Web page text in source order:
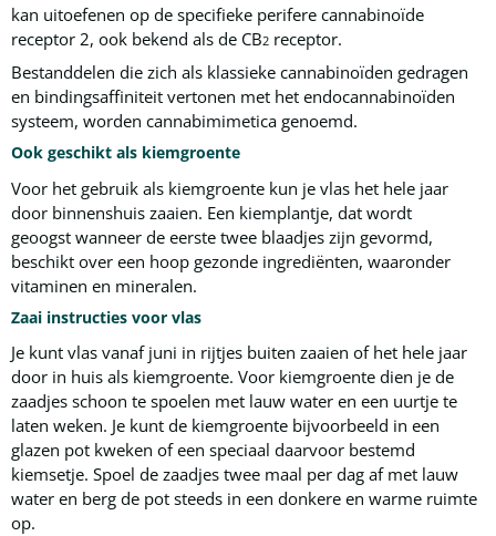
kan uitoefenen op de specifieke perifere cannabinoïde
receptor 2, ook bekend als de CB2 receptor.
Bestanddelen die zich als klassieke cannabinoïden gedragen
en bindingsaffiniteit vertonen met het endocannabinoïden
systeem, worden cannabimimetica genoemd.
Ook geschikt als kiemgroente
Voor het gebruik als kiemgroente kun je vlas het hele jaar
door binnenshuis zaaien. Een kiemplantje, dat wordt
geoogst wanneer de eerste twee blaadjes zijn gevormd,
beschikt over een hoop gezonde ingrediënten, waaronder
vitaminen en mineralen.
Zaai instructies voor vlas
Je kunt vlas vanaf juni in rijtjes buiten zaaien of het hele jaar
door in huis als kiemgroente. Voor kiemgroente dien je de
zaadjes schoon te spoelen met lauw water en een uurtje te
laten weken. Je kunt de kiemgroente bijvoorbeeld in een
glazen pot kweken of een speciaal daarvoor bestemd
kiemsetje. Spoel de zaadjes twee maal per dag af met lauw
water en berg de pot steeds in een donkere en warme ruimte
op.